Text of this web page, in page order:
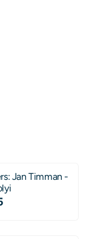
Jan Timman -
19,95